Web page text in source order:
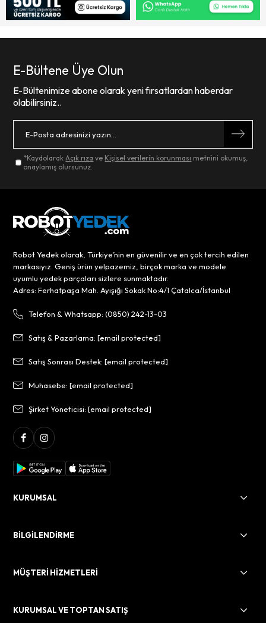
E-Bültene Üye Olun
E-Bültenimize abone olarak yeni fırsatlardan haberdar
olabilirsiniz..
*KaydolarakAçık rıza ve Kişisel verilerin korunması metnini okumuş,
onaylamış olursunuz.
Robot Yedek olarak, Türkiye’nin en güvenilir ve en çok tercih edilen
markasıyız. Geniş ürün yelpazemiz, birçok marka ve modele
uyumlu yedek parçaları sizlere sunmaktadır.
Adres: Ferhatpaşa Mah. Ayışığı Sokak No:4/1 Çatalca/İstanbul
Telefon & Whatsapp: (0850) 242-13-03
Satış & Pazarlama:[email protected]
Satış Sonrası Destek:[email protected]
Muhasebe:[email protected]
Şirket Yöneticisi:[email protected]
KURUMSAL
BİLGİLENDİRME
MÜŞTERİ HİZMETLERİ
KURUMSAL VE TOPTAN SATIŞ